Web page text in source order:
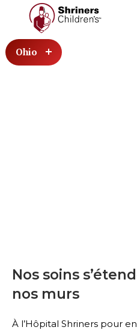
Ohio
Nos soins
nos murs
À l’Hôpital Shriners pour